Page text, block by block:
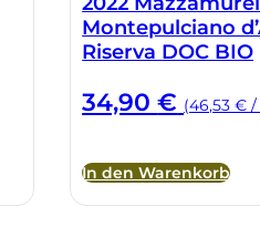
Montepulciano
Riserva DOC BIO
34,90€ (46,53 € /
In den Warenkorb